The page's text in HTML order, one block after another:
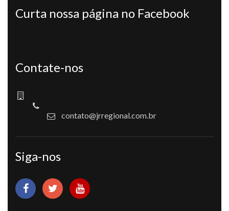
Curta nossa página no Facebook
Contate-nos
contato@jrregional.com.br
Siga-nos